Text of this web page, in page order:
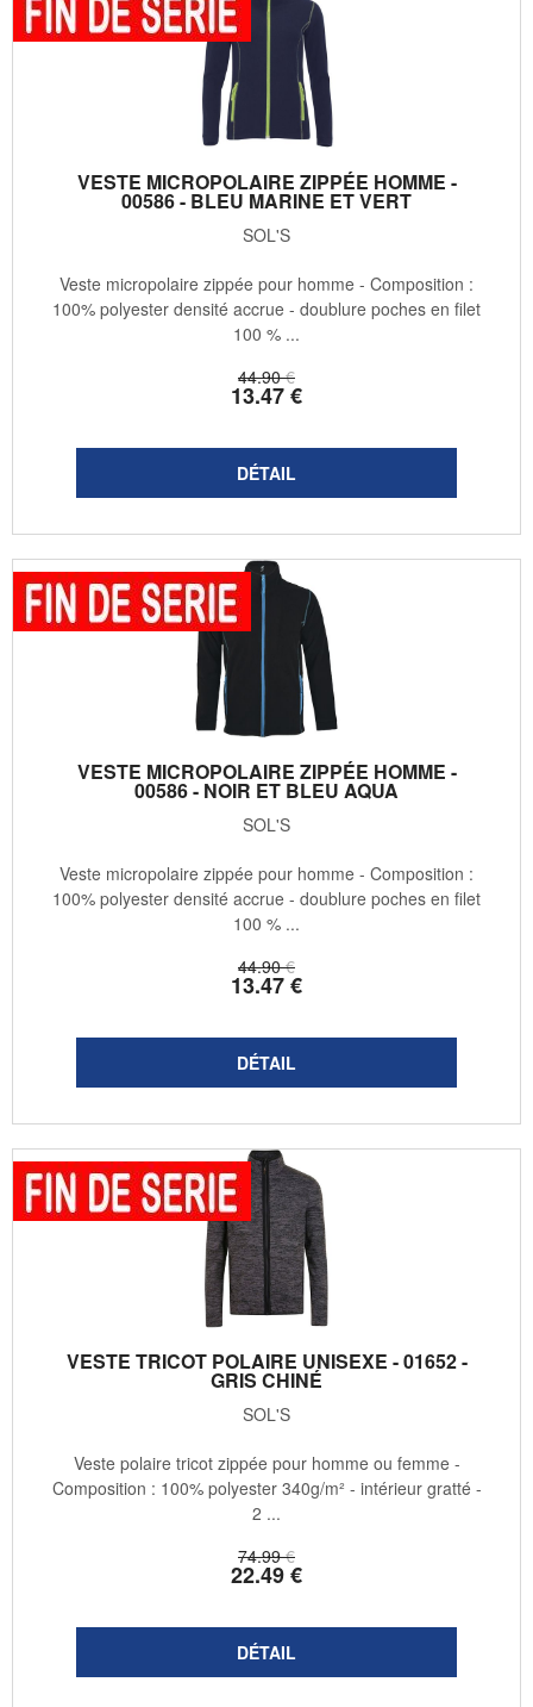
VESTE MICROPOLAIRE ZIPPÉE HOMME -
00586 - BLEU MARINE ET VERT
SOL'S
44.90 €
13.47€
Veste micropolaire zippée pour homme - Composition :
100% polyester densité accrue - doublure poches en filet
100 % ...
VESTE MICROPOLAIRE ZIPPÉE HOMME -
00586 - NOIR ET BLEU AQUA
SOL'S
44.90 €
13.47€
Veste micropolaire zippée pour homme - Composition :
100% polyester densité accrue - doublure poches en filet
100 % ...
VESTE TRICOT POLAIRE UNISEXE - 01652 -
GRIS CHINÉ
SOL'S
74.99 €
22.49€
Veste polaire tricot zippée pour homme ou femme -
Composition : 100% polyester 340g/m² - intérieur gratté -
2 ...